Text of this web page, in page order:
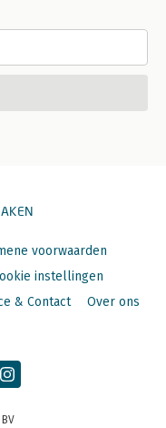
voorwaarden
instellingen
& Contact Over ons